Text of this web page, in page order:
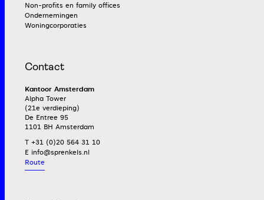
Non-profits en family offices
Ondernemingen
Woningcorporaties
Contact
Kantoor Amsterdam
Alpha Tower
(21e verdieping)
De Entree 95
1101 BH Amsterdam
T +31 (0)20 564 31 10
E
Route